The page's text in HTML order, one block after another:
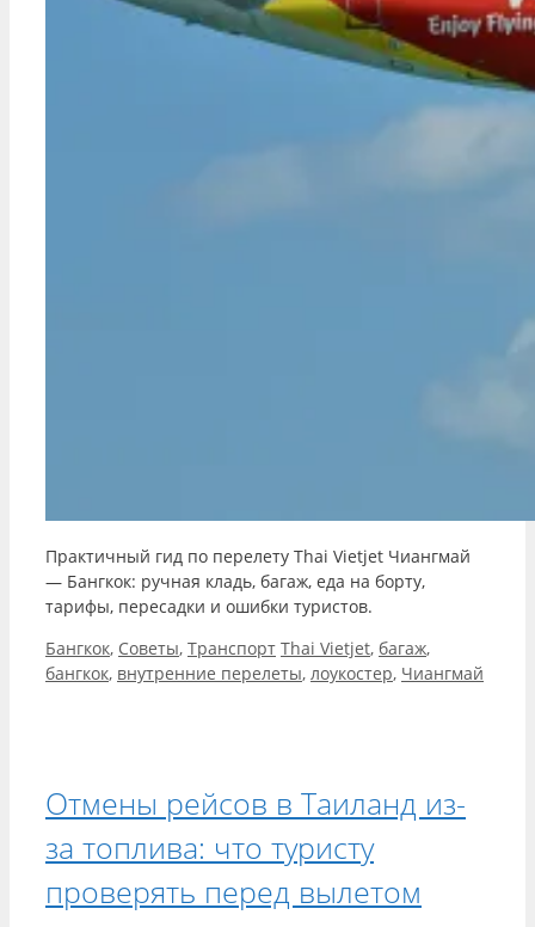
Практичный гид по перелету Thai Vietjet Чиангмай
— Бангкок: ручная кладь, багаж, еда на борту,
тарифы, пересадки и ошибки туристов.
Рубрики
Бангкок, Советы, Транспорт Метки
Thai Vietjet, багаж,
бангкок, внутренние перелеты, лоукостер, Чиангмай
Отмены рейсов в Таиланд из-
за топлива: что туристу
проверять перед вылетом